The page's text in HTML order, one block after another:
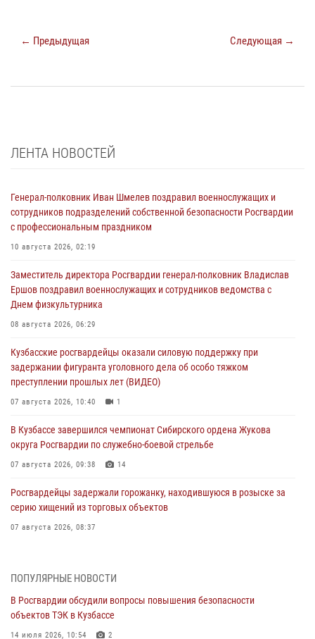
← Предыдущая Следующая →
ЛЕНТА НОВОСТЕЙ
Генерал-полковник Иван Шмелев поздравил военнослужащих и
сотрудников подразделений собственной безопасности Росгвардии
с профессиональным праздником
10 августа 2026, 02:19
Заместитель директора Росгвардии генерал-полковник Владислав
Ершов поздравил военнослужащих и сотрудников ведомства с
Днем физкультурника
08 августа 2026, 06:29
Кузбасские росгвардейцы оказали силовую поддержку при
задержании фигуранта уголовного дела об особо тяжком
преступлении прошлых лет (ВИДЕО)
07 августа 2026, 10:40 1
В Кузбассе завершился чемпионат Сибирского ордена Жукова
округа Росгвардии по служебно-боевой стрельбе
07 августа 2026, 09:38 14
Росгвардейцы задержали горожанку, находившуюся в розыске за
серию хищений из торговых объектов
07 августа 2026, 08:37
Росгвардейцы обеспечили безопасность «Поезда Победы» в
Кузбассе
ПОПУЛЯРНЫЕ НОВОСТИ
В Росгвардии обсудили вопросы повышения безопасности
объектов ТЭК в Кузбассе
14 июля 2026, 10:54 2